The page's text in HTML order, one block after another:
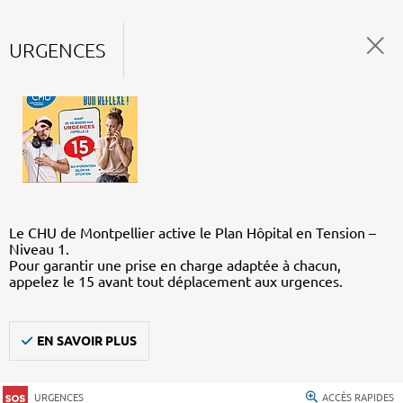
URGENCES
Le CHU de Montpellier active le Plan Hôpital en Tension –
Niveau 1.
Pour garantir une prise en charge adaptée à chacun,
appelez le 15 avant tout déplacement aux urgences.
EN SAVOIR PLUS
URGENCES ACCÈS RAPIDES